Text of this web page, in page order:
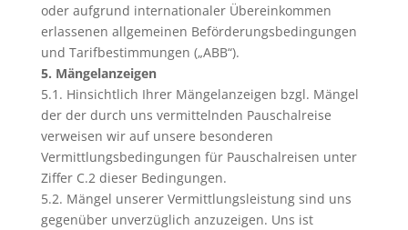
oder aufgrund internationaler Übereinkommen
erlassenen allgemeinen Beförderungsbedingungen
und Tarifbestimmungen („ABB“).
5. Mängelanzeigen
5.1. Hinsichtlich Ihrer Mängelanzeigen bzgl. Mängel
der der durch uns vermittelnden Pauschalreise
verweisen wir auf unsere besonderen
Vermittlungsbedingungen für Pauschalreisen unter
Ziffer C.2 dieser Bedingungen.
5.2. Mängel unserer Vermittlungsleistung sind uns
gegenüber unverzüglich anzuzeigen. Uns ist